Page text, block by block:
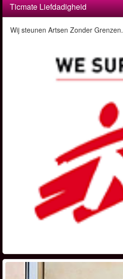
Ticmate Liefdadigheid
Wij steunen Artsen Zonder Grenzen.